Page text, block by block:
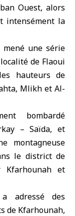
Ouest, alors
intensément la
mené une série
de Flaoui
hauteurs de
Mlikh et Al-
bombardé
– Saïda, et
montagneuse
le district de
et
a adressé des
de Kfarhounah,